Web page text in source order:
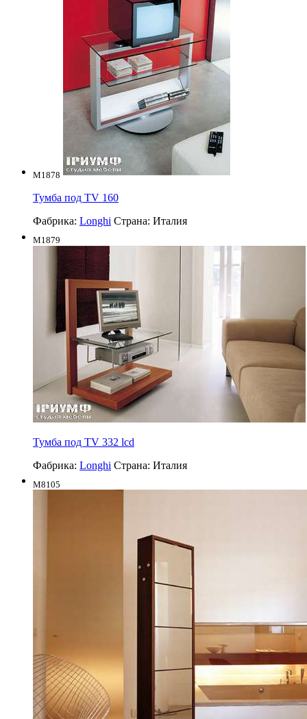
M1878
Тумба под TV 160
Фабрика: Longhi Страна: Италия
M1879
Тумба под TV 332 lcd
Фабрика: Longhi Страна: Италия
M8105